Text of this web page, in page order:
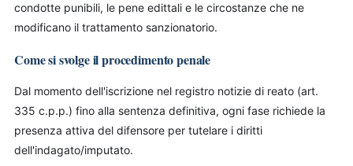
condotte punibili, le pene edittali e le circostanze che ne
modificano il trattamento sanzionatorio.
Come si svolge il procedimento penale
Dal momento dell'iscrizione nel registro notizie di reato (art.
335 c.p.p.) fino alla sentenza definitiva, ogni fase richiede la
presenza attiva del difensore per tutelare i diritti
dell'indagato/imputato.